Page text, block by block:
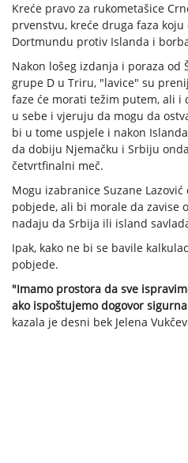
Kreće pravo za rukometašice
prvenstvu, kreće druga faza
Dortmundu protiv Islanda i
Nakon lošeg izdanja i poraza od
grupe D u Triru, "lavice" su
faze će morati težim putem, ali
u sebe i vjeruju da mogu da
bi u tome uspjele i nakon
da dobiju Njemačku i Srbiju
četvrtfinalni meč.
Mogu izabranice Suzane
pobjede, ali bi morale da zavise
nadaju da Srbija ili island
Ipak, kako ne bi se bavile
pobjede.
"Imamo prostora da sve
ako ispoštujemo dogovor
kazala je desni bek Jelena